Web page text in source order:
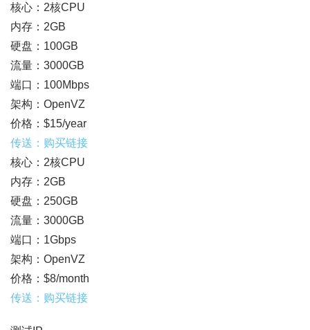
核心：2核CPU
内存：2GB
硬盘：100GB
流量：3000GB
端口：100Mbps
架构：OpenVZ
价格：$15/year
传送：购买链接
核心：2核CPU
内存：2GB
硬盘：250GB
流量：3000GB
端口：1Gbps
架构：OpenVZ
价格：$8/month
传送：购买链接